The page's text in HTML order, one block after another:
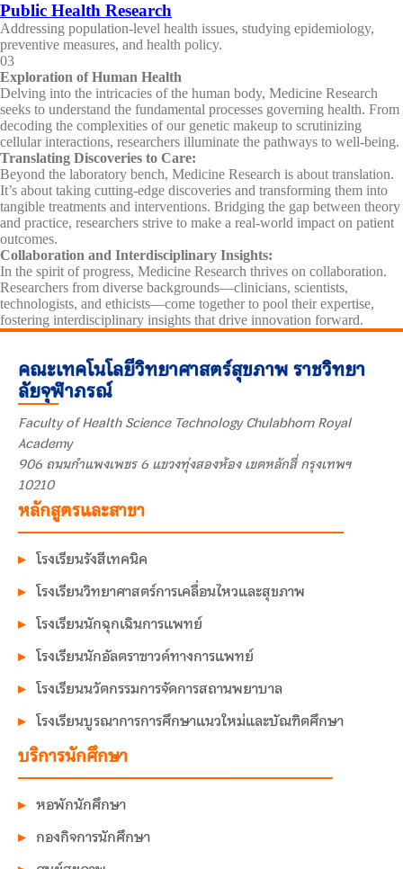
Public Health Research
Addressing population-level health issues, studying epidemiology,
preventive measures, and health policy.
03
Exploration of Human Health
Delving into the intricacies of the human body, Medicine Research
seeks to understand the fundamental processes governing health. From
decoding the complexities of our genetic makeup to scrutinizing
cellular interactions, researchers illuminate the pathways to well-being.
Translating Discoveries to Care:
Beyond the laboratory bench, Medicine Research is about translation.
It’s about taking cutting-edge discoveries and transforming them into
tangible treatments and interventions. Bridging the gap between theory
and practice, researchers strive to make a real-world impact on patient
outcomes.
Collaboration and Interdisciplinary Insights:
In the spirit of progress, Medicine Research thrives on collaboration.
Researchers from diverse backgrounds—clinicians, scientists,
technologists, and ethicists—come together to pool their expertise,
fostering interdisciplinary insights that drive innovation forward.
คณะเทคโนโลยีวิทยาศาสตร์สุขภาพ ราชวิทยา
ลัยจุฬาภรณ์
Faculty of Health Science Technology Chulabhorn Royal
Academy
906 ถนนกำแพงเพชร 6 แขวงทุ่งสองห้อง เขตหลักสี่ กรุงเทพฯ
10210
หลักสูตรและสาขา
โรงเรียนรังสีเทคนิค
โรงเรียนวิทยาศาสตร์การเคลื่อนไหวและสุขภาพ
โรงเรียนนักฉุกเฉินการแพทย์
โรงเรียนนักอัลตราซาวด์ทางการแพทย์
โรงเรียนนวัตกรรมการจัดการสถานพยาบาล
โรงเรียนบูรณาการการศึกษาแนวใหม่และบัณฑิตศึกษา
บริการนักศึกษา
หอพักนักศึกษา
กองกิจการนักศึกษา